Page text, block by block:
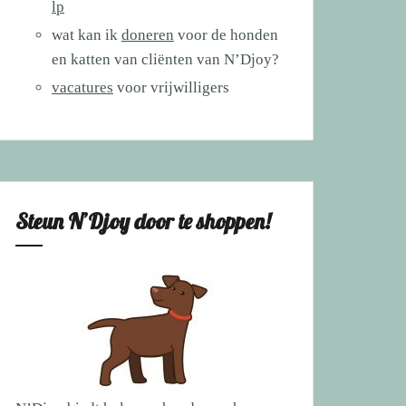
lp
wat kan ik doneren voor de honden
en katten van cliënten van N’Djoy?
vacatures voor vrijwilligers
Steun N’Djoy door te shoppen!